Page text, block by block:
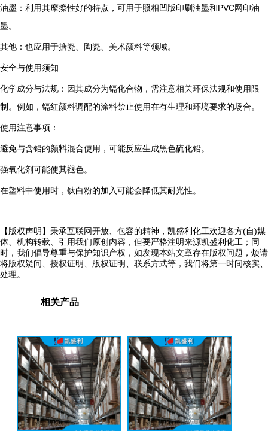
油墨：利用其摩擦性好的特点，可用于照相凹版印刷油墨和PVC网印油
墨。
其他：也应用于搪瓷、陶瓷、美术颜料等领域。
安全与使用须知
化学成分与法规：因其成分为镉化合物，需注意相关环保法规和使用限
制。例如，镉红颜料调配的涂料禁止使用在有生理和环境要求的场合。
使用注意事项：
避免与含铅的颜料混合使用，可能反应生成黑色硫化铅。
强氧化剂可能使其褪色。
在塑料中使用时，钛白粉的加入可能会降低其耐光性。
【版权声明】秉承互联网开放、包容的精神，凯盛利化工欢迎各方(自)媒
体、机构转载、引用我们原创内容，但要严格注明来源凯盛利化工；同
时，我们倡导尊重与保护知识产权，如发现本站文章存在版权问题，烦请
将版权疑问、授权证明、版权证明、联系方式等，我们将第一时间核实、
处理。
相关产品